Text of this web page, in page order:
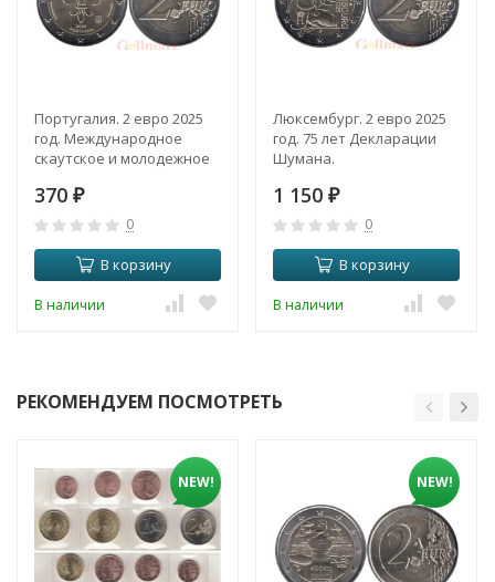
Португалия. 2 евро 2025
год. Международное
скаутское и молодежное
370 ₽
0
В корзину
В наличии
Люксембург. 2 евро 2025
год. 75 лет Декларации
Шумана.
1 150 ₽
0
В корзину
В наличии
РЕКОМЕНДУЕМ ПОСМОТРЕТЬ
NEW! NEW!